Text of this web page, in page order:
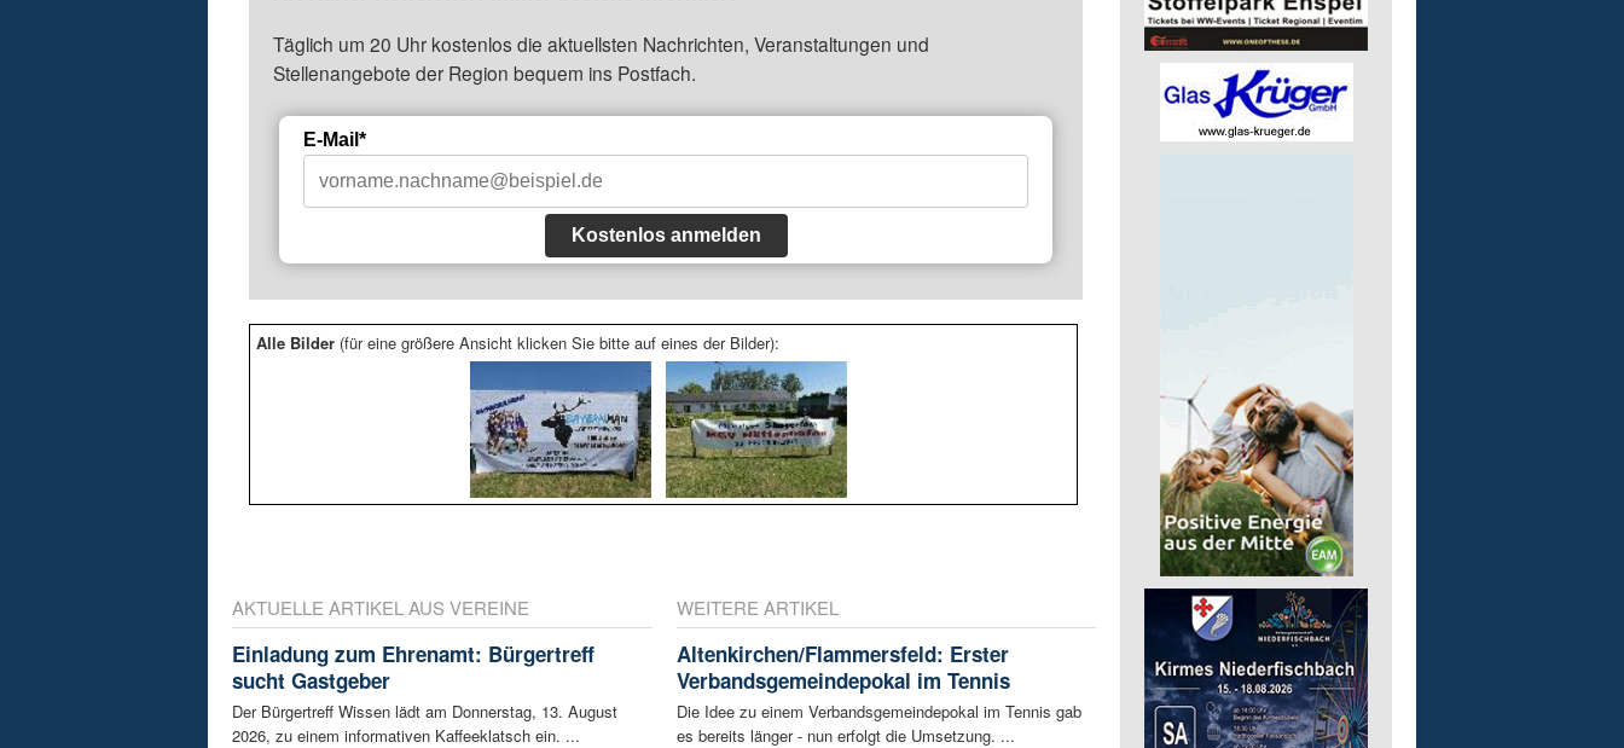
Täglich um 20 Uhr kostenlos die aktuellsten Nachrichten, Veranstaltungen und
Stellenangebote der Region bequem ins Postfach.
E-Mail*
Kostenlos anmelden
Alle Bilder (für eine größere Ansicht klicken Sie bitte auf eines der Bilder):
AKTUELLE ARTIKEL AUS VEREINE
Einladung zum Ehrenamt: Bürgertreff
sucht Gastgeber
Der Bürgertreff Wissen lädt am Donnerstag, 13. August
2026, zu einem informativen Kaffeeklatsch ein. ...
WEITERE ARTIKEL
Altenkirchen/Flammersfeld: Erster
Verbandsgemeindepokal im Tennis
Die Idee zu einem Verbandsgemeindepokal im Tennis gab
es bereits länger - nun erfolgt die Umsetzung. ...